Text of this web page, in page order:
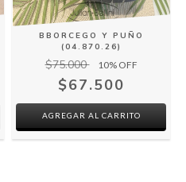
BBORCEGO Y PUÑO
(04.870.26)
$75.000 10% OFF
$67.500
AGREGAR AL CARRITO